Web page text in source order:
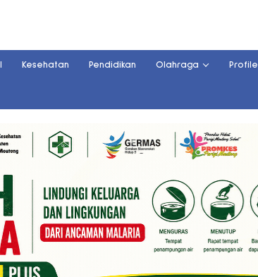
Kesehatan Pendidikan Olahraga Profile